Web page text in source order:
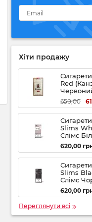
Хіти продажу
Red
650,00
Slims
Слімс
620,00
Slims
Слімс
620,00
Переглянути всі